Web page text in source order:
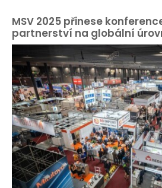
MSV 2025 přinese
partnerství na globální